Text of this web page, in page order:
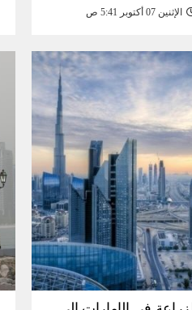
الإثنين 07 أكتوبر 5:41 ص